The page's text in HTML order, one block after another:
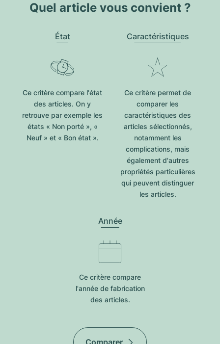
Quel article vous convient ?
État
Ce critère compare l'état
des articles. On y
retrouve par exemple les
états « Non porté », «
Neuf » et « Bon état ».
Caractéristiques
Ce critère permet de
comparer les
caractéristiques des
articles sélectionnés,
notamment les
complications, mais
également d'autres
propriétés particulières
qui peuvent distinguer
les articles.
Année
Ce critère compare
l'année de fabrication
des articles.
Comparer